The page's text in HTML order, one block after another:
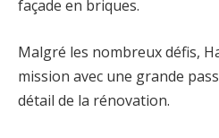
façade en briques.
Malgré les nombreux défis,
mission avec une grande
détail de la rénovation.